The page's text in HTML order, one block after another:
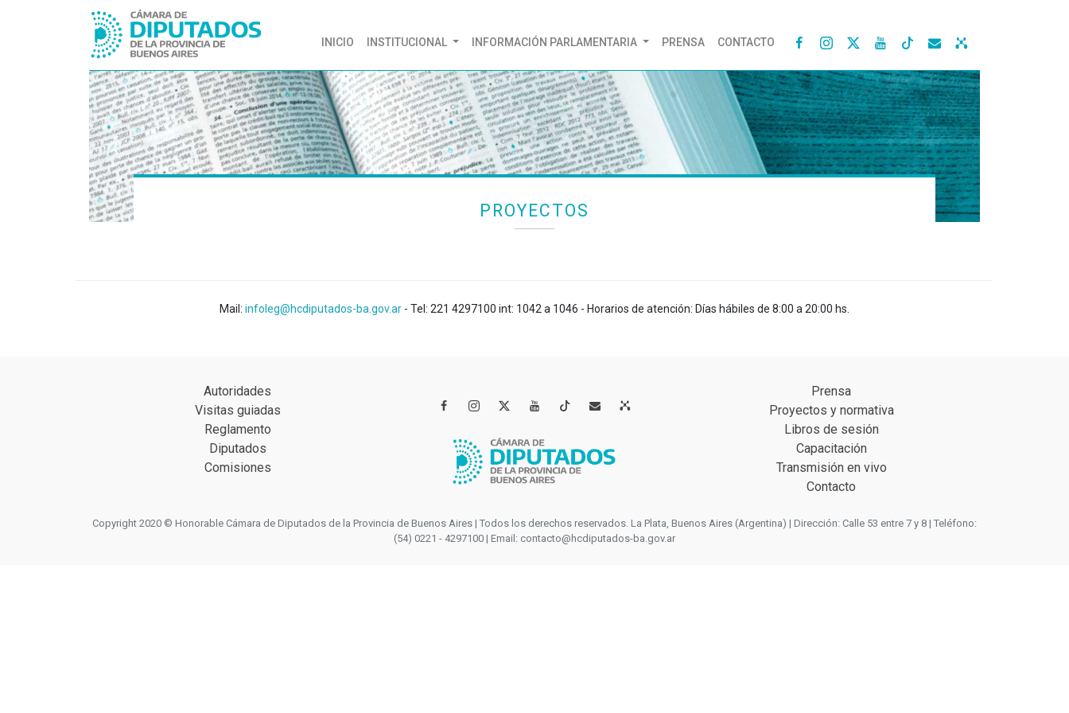
INICIO (CURRENT)
INSTITUCIONAL INFORMACIÓN PARLAMENTARIA PRENSA CONTACTO    
PROYECTOS
Mail: infoleg@hcdiputados-ba.gov.ar - Tel: 221 4297100 int: 1042 a 1046 - Horarios de atención: Días hábiles de 8:00 a 20:00 hs.
Autoridades
Visitas guiadas
Reglamento
Diputados
Comisiones
   
Prensa
Proyectos y normativa
Libros de sesión
Capacitación
Transmisión en vivo
Contacto
Copyright 2020 © Honorable Cámara de Diputados de la Provincia de Buenos Aires | Todos los derechos reservados. La Plata, Buenos Aires (Argentina) | Dirección: Calle 53 entre 7 y 8 | Teléfono:
(54) 0221 - 4297100 | Email: contacto@hcdiputados-ba.gov.ar